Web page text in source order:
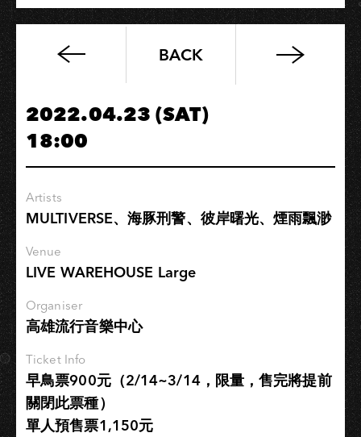
高
系：
樂
影
共
動
英
的
音
宇
宙
BACK
2022.04.23 (SAT)
18:00
Artists
MULTIVERSE、海豚刑警、彼岸曙光、煙雨飄渺
Venue
LIVE WAREHOUSE Large
Organiser
高雄流行音樂中心
Ticket Info
早鳥票900元（2/14~3/14，限量，售完將提前
關閉此票種）
單人預售票1,150元